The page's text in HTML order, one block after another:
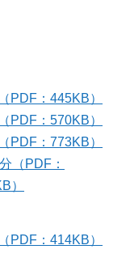
PDF：445KB）
PDF：570KB）
PDF：773KB）
（PDF：
）
PDF：414KB）